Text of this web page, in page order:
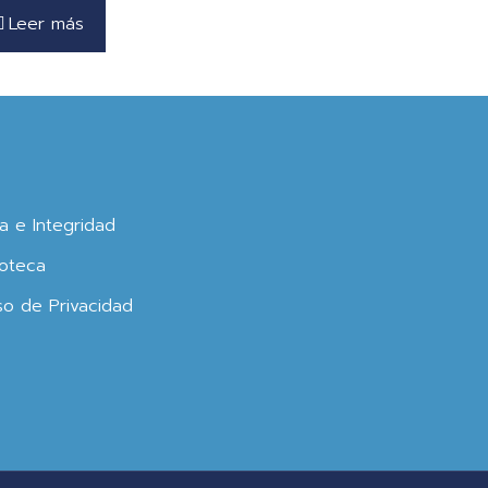
Leer más
e Integridad
de Privacidad